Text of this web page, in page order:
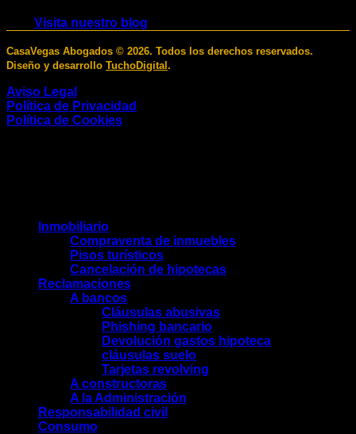
Visita nuestro blog
CasaVegas Abogados © 2026. Todos los derechos reservados.
Diseño y desarrollo TuchoDigital .
Aviso Legal
Política de Privacidad
Política de Cookies
Inmobiliario
Compraventa de inmuebles
Pisos turísticos
Cancelación de hipotecas
Reclamaciones
A bancos
Cláusulas abusivas
Phishing bancario
Devolución gastos hipoteca
cláusulas suelo
Tarjetas revolving
A constructoras
A la Administración
Responsabilidad civil
Consumo